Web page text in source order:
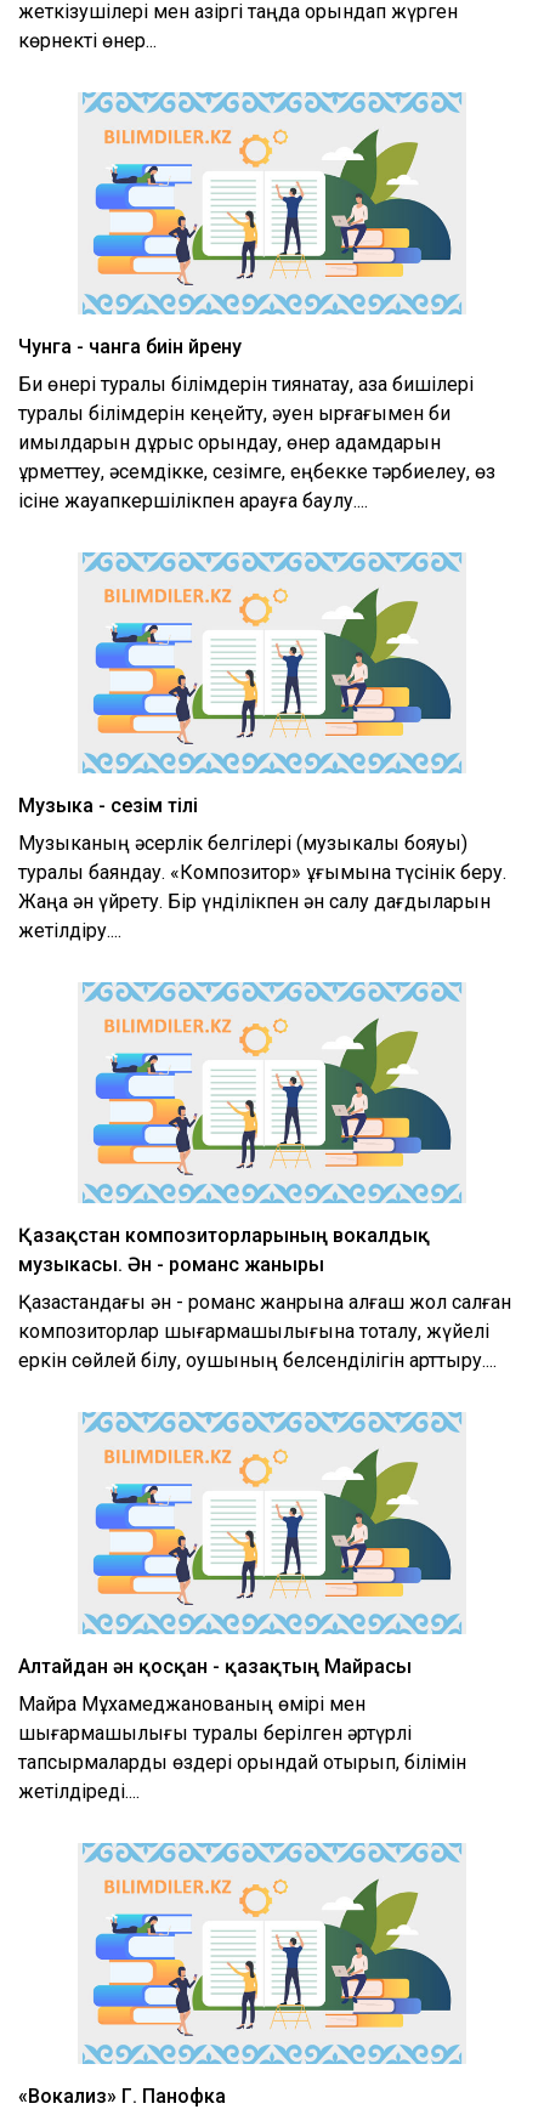
жеткізушілері мен қазіргі таңда орындап жүрген
көрнекті өнер...
Чунга - чанга биін үйрену
Би өнері туралы білімдерін тиянақтау, қазақ бишілері
туралы білімдерін кеңейту, әуен ырғағымен би
қимылдарын дұрыс орындау, өнер адамдарын
құрметтеу, әсемдікке, сезімге, еңбекке тәрбиелеу, өз
ісіне жауапкершілікпен қарауға баулу....
Музыка - сезім тілі
Музыканың әсерлік белгілері (музыкалық бояуы)
туралы баяндау. «Композитор» ұғымына түсінік беру.
Жаңа ән үйрету. Бір үнділікпен ән салу дағдыларын
жетілдіру....
Қазақстан композиторларының вокалдық
музыкасы. Ән - романс жаныры
Қазақстандағы ән - романс жанрына алғаш жол салған
композиторлар шығармашылығына тоқталу, жүйелі
еркін сөйлей білу, оқушының белсенділігін арттыру....
Алтайдан ән қосқан - қазақтың Майрасы
Майра Мұхамеджанованың өмірі мен
шығармашылығы туралы берілген әртүрлі
тапсырмаларды өздері орындай отырып, білімін
жетілдіреді....
«Вокализ» Г. Панофка